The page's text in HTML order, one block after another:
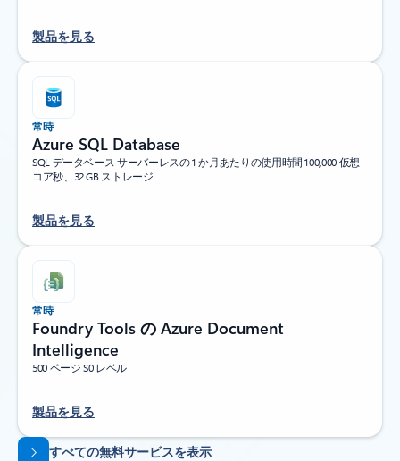
製品を見る
常時
Azure SQL Database
SQL データベース サーバーレスの 1 か月あたりの使用時間 100,000 仮想
コア秒、32 GB ストレージ
製品を見る
常時
Foundry Tools の Azure Document
Intelligence
500 ページ S0 レベル
製品を見る
タブに戻るすべての無料サービスを表示